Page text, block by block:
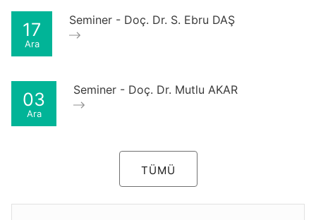
17
Ara
Seminer - Doç. Dr. S. Ebru DAŞ
03
Ara
Seminer - Doç. Dr. Mutlu AKAR
TÜMÜ